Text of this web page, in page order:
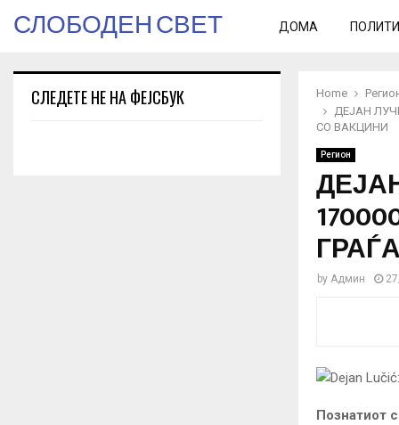
СЛОБОДЕН СВЕТ ДОМА
Home
ДЕЈАН
СО ВАКЦИНИ
Регион
by Админ
Познатиот
СЛЕДЕТЕ НЕ НА ФЕЈСБУК